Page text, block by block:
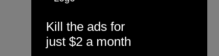
Kill the ads for
just $2 a month